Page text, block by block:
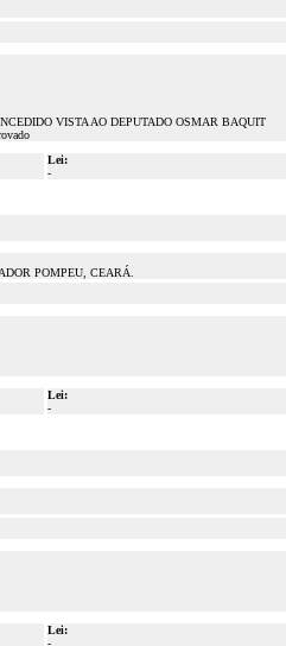
VISTA AO DEPUTADO OSMAR BAQUIT
Lei:
-
POMPEU, CEARÁ.
Lei:
-
Lei:
-